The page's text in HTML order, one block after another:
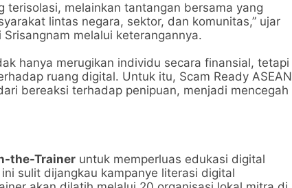
terisolasi, melainkan tantangan bersama yang
lintas negara, sektor, dan komunitas,” ujar
melalui keterangannya.
hanya merugikan individu secara finansial, tetapi
ruang digital. Untuk itu, Scam Ready ASEAN
bereaksi terhadap penipuan, menjadi mencegah
the-Trainer untuk memperluas edukasi digital
sulit dijangkau kampanye literasi digital